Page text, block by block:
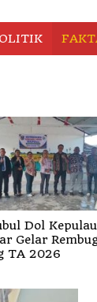
Kantor ke
Nyata bagi